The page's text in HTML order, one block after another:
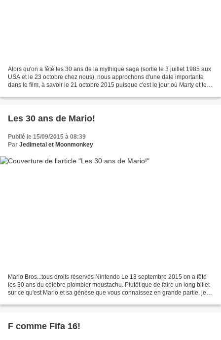
Alors qu'on a fêté les 30 ans de la mythique saga (sortie le 3 juillet 1985 aux
USA et le 23 octobre chez nous), nous approchons d'une date importante
dans le film, à savoir le 21 octobre 2015 puisque c'est le jour où Marty et le
Les 30 ans de Mario!
Publié le 15/09/2015 à 08:39
Par Jedimetal et Moonmonkey
Mario Bros...tous droits réservés Nintendo Le 13 septembre 2015 on a fêté
les 30 ans du célèbre plombier moustachu. Plutôt que de faire un long billet
sur ce qu'est Mario et sa génèse que vous connaissez en grande partie, je
F comme Fifa 16!